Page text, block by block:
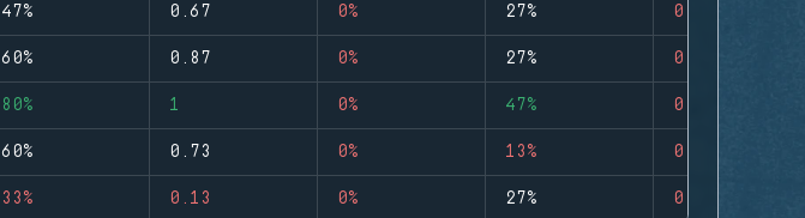
47% 0.67 0% 27% 0
60% 0.87 0% 27% 0
80% 1 0% 47% 0
60% 0.73 0% 13% 0
33% 0.13 0% 27% 0